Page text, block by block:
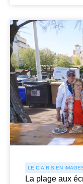
LE C.A.R.S EN
La plage aux